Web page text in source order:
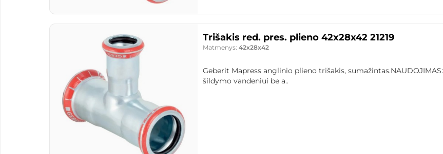
Trišakis red. pres. plieno 42x28x42 21219
Matmenys: 42x28x42
Geberit Mapress anglinio plieno trišakis,
šildymo vandeniui be a..